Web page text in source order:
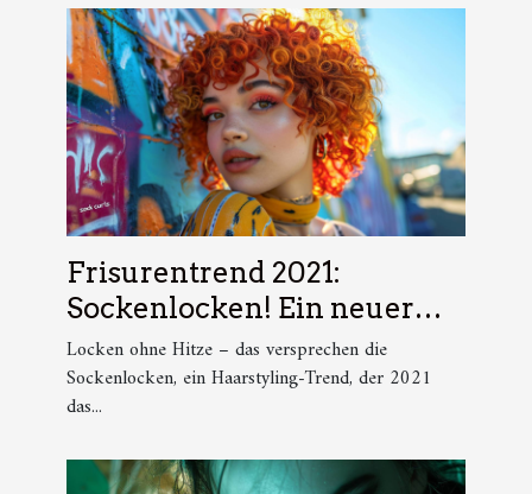
Frisurentrend 2021:
Sockenlocken! Ein neuer
Trick erobert das Internet.
Locken ohne Hitze – das versprechen die
Sockenlocken, ein Haarstyling-Trend, der 2021
das...